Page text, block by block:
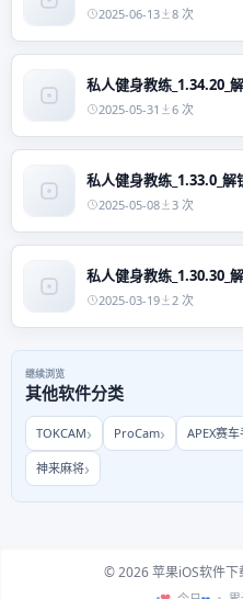
2025-06-13 8 次
私人健身教练_1.34.20_
2025-05-31 6 次
私人健身教练_1.33.0_
2025-05-08 3 次
私人健身教练_1.30.30_
2025-03-19 2 次
继续浏览
其他软件分类
TOKCAM ProCam APEX赛车
神来麻将
© 2026 苹果iOS软件